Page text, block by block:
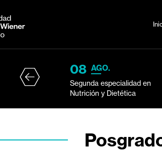
08 AGO.
Segunda especialidad en
Nutrición y Dietética